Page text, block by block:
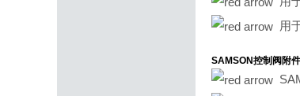
用
SAMSON控制阀附件